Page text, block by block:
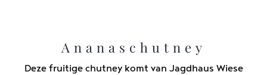
Ananaschutney
Deze fruitige chutney komt van Jagdhaus Wiese